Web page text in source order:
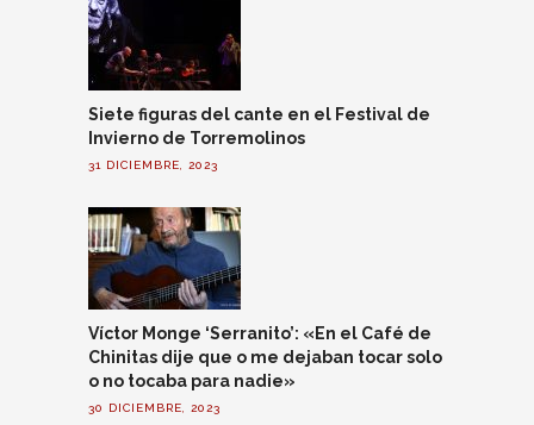
Siete figuras del cante en el Festival de
Invierno de Torremolinos
31 DICIEMBRE, 2023
Víctor Monge ‘Serranito’: «En el Café de
Chinitas dije que o me dejaban tocar solo
o no tocaba para nadie»
30 DICIEMBRE, 2023